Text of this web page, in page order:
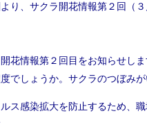
り、サクラ開花情報第２回（
花情報第２回目をお知らせし
でしょうか。サクラのつぼみ
ス感染拡大を防止するため、